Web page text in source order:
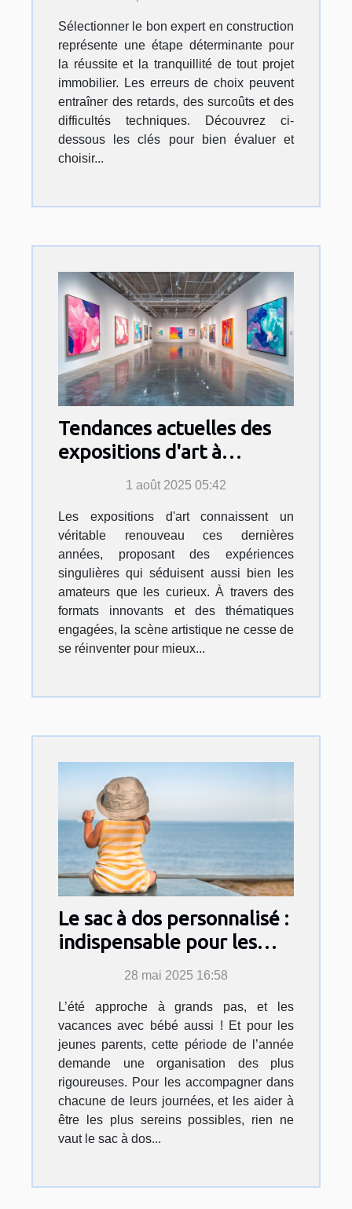
Sélectionner le bon expert en construction
représente une étape déterminante pour
la réussite et la tranquillité de tout projet
immobilier. Les erreurs de choix peuvent
entraîner des retards, des surcoûts et des
difficultés techniques. Découvrez ci-
dessous les clés pour bien évaluer et
choisir...
Tendances actuelles des
expositions d'art à
découvrir1 août 2025 05:42
Les expositions d'art connaissent un
véritable renouveau ces dernières
années, proposant des expériences
singulières qui séduisent aussi bien les
amateurs que les curieux. À travers des
formats innovants et des thématiques
engagées, la scène artistique ne cesse de
se réinventer pour mieux...
Le sac à dos personnalisé :
indispensable pour les
vacances de bébé cet été !
28 mai 2025 16:58
L’été approche à grands pas, et les
vacances avec bébé aussi ! Et pour les
jeunes parents, cette période de l’année
demande une organisation des plus
rigoureuses. Pour les accompagner dans
chacune de leurs journées, et les aider à
être les plus sereins possibles, rien ne
vaut le sac à dos...